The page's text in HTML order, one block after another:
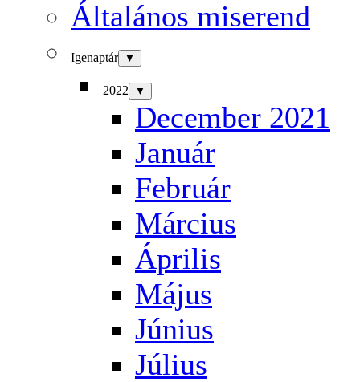
Általános miserend
Igenaptár ▼
2022 ▼
December 2021
Január
Február
Március
Április
Május
Június
Július